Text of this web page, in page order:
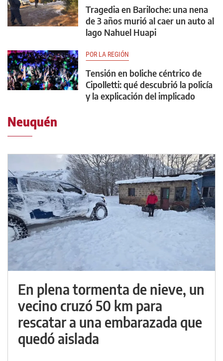
Tragedia en Bariloche: una nena
de 3 años murió al caer un auto al
lago Nahuel Huapi
POR LA REGIÓN
Tensión en boliche céntrico de
Cipolletti: qué descubrió la policía
y la explicación del implicado
Neuquén
En plena tormenta de nieve, un
vecino cruzó 50 km para
rescatar a una embarazada que
quedó aislada